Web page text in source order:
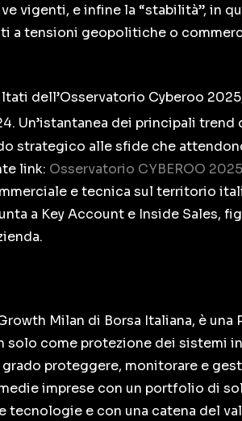
vigenti, e infine la “stabilità”, in
a tensioni geopolitiche o
dell’Osservatorio Cyberoo
Un’istantanea dei principali
strategico alle sfide che
link: Osservatorio CYBEROO 2025
e tecnica sul territorio
a Key Account e Inside Sales,
Milan di Borsa Italiana, è una
solo come protezione dei sistemi
proteggere, monitorare e
imprese con un portfolio di
e con una catena del